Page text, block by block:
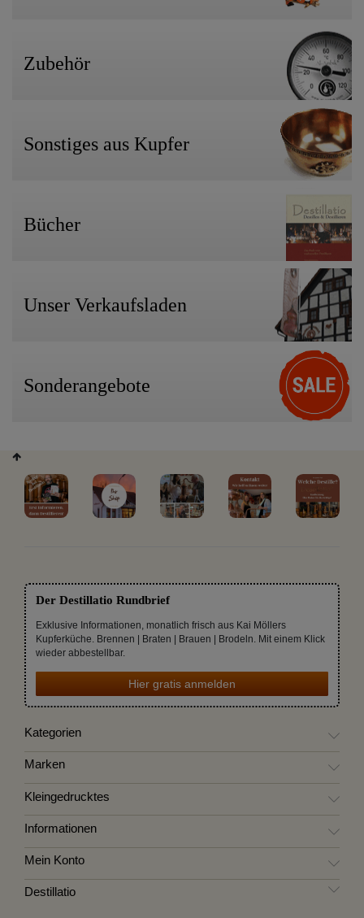
Zubehör
Sonstiges aus Kupfer
Bücher
Unser Verkaufsladen
Sonderangebote
Der Destillatio Rundbrief
Exklusive Informationen, monatlich frisch aus Kai Möllers
Kupferküche. Brennen | Braten | Brauen | Brodeln. Mit einem Klick
wieder abbestellbar.
Hier gratis anmelden
Kategorien
Marken
Kleingedrucktes
Informationen
Mein Konto
Destillatio